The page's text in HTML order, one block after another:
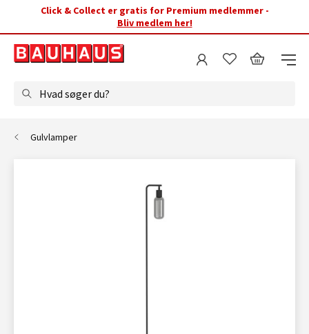
Click & Collect er gratis for Premium medlemmer -
Bliv medlem her!
Hvad søger du?
Gulvlamper